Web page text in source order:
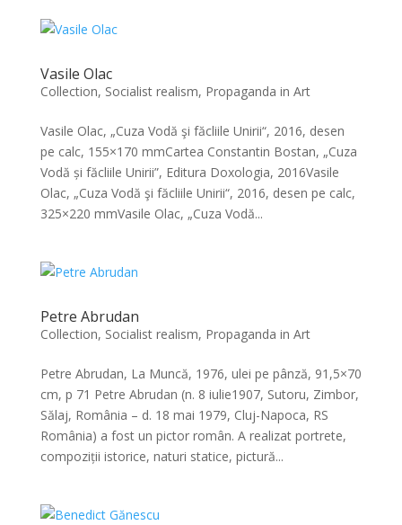
Vasile Olac
Collection, Socialist realism, Propaganda in Art
Vasile Olac, „Cuza Vodă şi făcliile Unirii“, 2016, desen
pe calc, 155×170 mmCartea Constantin Bostan, „Cuza
Vodă și făcliile Unirii”, Editura Doxologia, 2016Vasile
Olac, „Cuza Vodă şi făcliile Unirii“, 2016, desen pe calc,
325×220 mmVasile Olac, „Cuza Vodă...
Petre Abrudan
Collection, Socialist realism, Propaganda in Art
Petre Abrudan, La Muncă, 1976, ulei pe pânză, 91,5×70
cm, p 71 Petre Abrudan (n. 8 iulie1907, Sutoru, Zimbor,
Sălaj, România – d. 18 mai 1979, Cluj-Napoca, RS
România) a fost un pictor român. A realizat portrete,
compoziții istorice, naturi statice, pictură...